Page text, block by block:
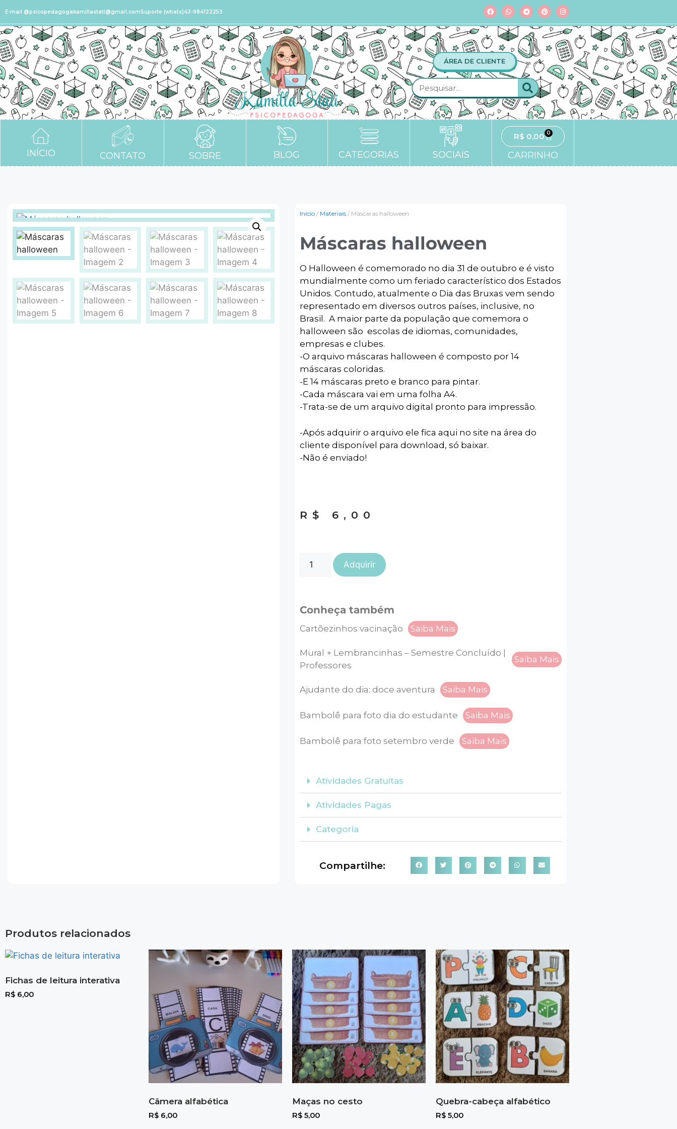
E-mail @psicopedagogakamillastati@gmail.comSuporte (whats)43-984122253
ÁREA DE CLIENTE
INÍCIO CONTATO SOBRE BLOG CATEGORIAS SOCIAIS
R$ 0,00 0
CARRINHO
Início / Materiais / Máscaras halloween
Máscaras halloween
O Halloween é comemorado no dia 31 de outubro e é visto
mundialmente como um feriado característico dos Estados
Unidos. Contudo, atualmente o Dia das Bruxas vem sendo
representado em diversos outros países, inclusive, no
Brasil. A maior parte da população que comemora o
halloween são escolas de idiomas, comunidades,
empresas e clubes.
-O arquivo máscaras halloween é composto por 14
máscaras coloridas.
-E 14 máscaras preto e branco para pintar.
-Cada máscara vai em uma folha A4.
-Trata-se de um arquivo digital pronto para impressão.
-Após adquirir o arquivo ele fica aqui no site na área do
cliente disponível para download, só baixar.
-Não é enviado!
R$ 6,00
Adquirir
Conheça também
Cartõezinhos vacinação Saiba Mais
Mural + Lembrancinhas – Semestre Concluído |
Professores
Saiba Mais
Ajudante do dia: doce aventura Saiba Mais
Bambolê para foto dia do estudante Saiba Mais
Bambolê para foto setembro verde Saiba Mais
Atividades Gratuitas
Atividades Pagas
Categoria
Compartilhe:
Produtos relacionados
Fichas de leitura interativa
R$ 6,00
Câmera alfabética
R$ 6,00
Maças no cesto
R$ 5,00
Quebra-cabeça alfabético
R$ 5,00